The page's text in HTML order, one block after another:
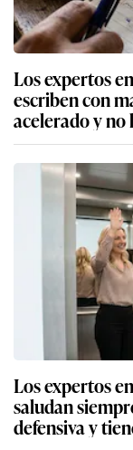
Los expertos
escriben con
acelerado y no
Los expertos
saludan
defensiva y